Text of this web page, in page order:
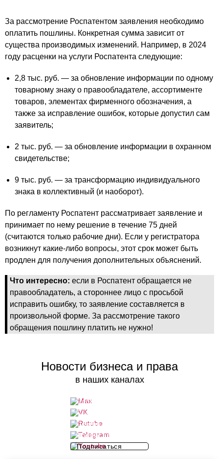
За рассмотрение Роспатентом заявления необходимо
оплатить пошлины. Конкретная сумма зависит от
существа производимых изменений. Например, в 2024
году расценки на услуги Роспатента следующие:
2,8 тыс. руб. — за обновление информации по одному
товарному знаку о правообладателе, ассортименте
товаров, элементах фирменного обозначения, а
также за исправление ошибок, которые допустил сам
заявитель;
2 тыс. руб. — за обновление информации в охранном
свидетельстве;
9 тыс. руб. — за трансформацию индивидуального
знака в коллективный (и наоборот).
По регламенту Роспатент рассматривает заявление и
принимает по нему решение в течение 75 дней
(считаются только рабочие дни). Если у регистратора
возникнут какие-либо вопросы, этот срок может быть
продлен для получения дополнительных объяснений.
Что интересно: если в Роспатент обращается не
правообладатель, а стороннее лицо с просьбой
исправить ошибку, то заявление составляется в
произвольной форме. За рассмотрение такого
обращения пошлину платить не нужно!
Новости бизнеса и права
в наших каналах
Подписаться
Подписаться
Подписаться
Подписаться
Подписаться